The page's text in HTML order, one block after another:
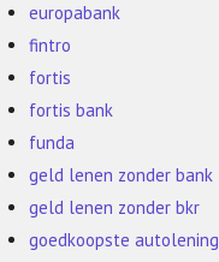
europabank
fintro
fortis
fortis bank
funda
geld lenen zonder bank
geld lenen zonder bkr
goedkoopste autolening